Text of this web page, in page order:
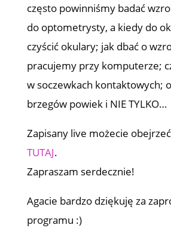
często powinniśmy badać
do optometrysty, a kiedy do
czyścić okulary; jak dbać o
pracujemy przy komputerze;
w soczewkach kontaktowych;
brzegów powiek i NIE TYLKO…
Zapisany live możecie
TUTAJ.
Zapraszam serdecznie!
Agacie bardzo dziękuję za
programu :)